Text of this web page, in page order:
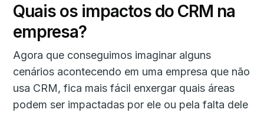
Quais os impactos do CRM na
empresa?
Agora que conseguimos imaginar alguns
cenários acontecendo em uma empresa que não
usa CRM, fica mais fácil enxergar quais áreas
podem ser impactadas por ele ou pela falta dele